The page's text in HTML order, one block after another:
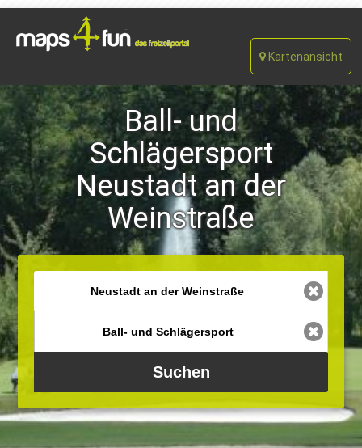
Kartenansicht
Ball- und
Schlägersport
Neustadt an der
Weinstraße